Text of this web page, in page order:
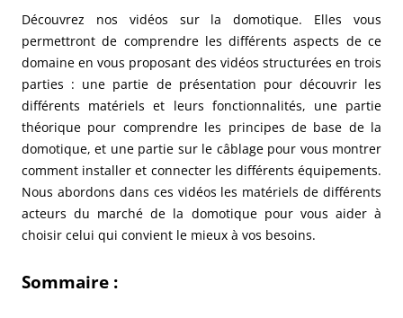
Découvrez nos vidéos sur la domotique. Elles vous
permettront de comprendre les différents aspects de ce
domaine en vous proposant des vidéos structurées en trois
parties : une partie de présentation pour découvrir les
différents matériels et leurs fonctionnalités, une partie
théorique pour comprendre les principes de base de la
domotique, et une partie sur le câblage pour vous montrer
comment installer et connecter les différents équipements.
Nous abordons dans ces vidéos les matériels de différents
acteurs du marché de la domotique pour vous aider à
choisir celui qui convient le mieux à vos besoins.
Sommaire :